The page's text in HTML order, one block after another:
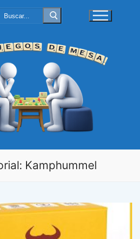
Buscar:
Kamphummel